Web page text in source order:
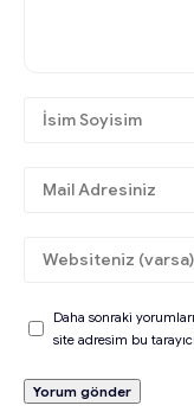
Daha sonraki
site adresim bu